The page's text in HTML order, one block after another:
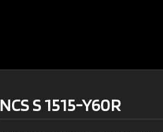
NCS S 1515-Y60R